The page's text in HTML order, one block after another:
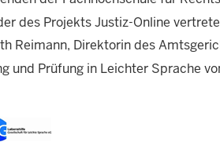
des Projekts Justiz-Online
Reimann, Direktorin des
und Prüfung in Leichter Sprache